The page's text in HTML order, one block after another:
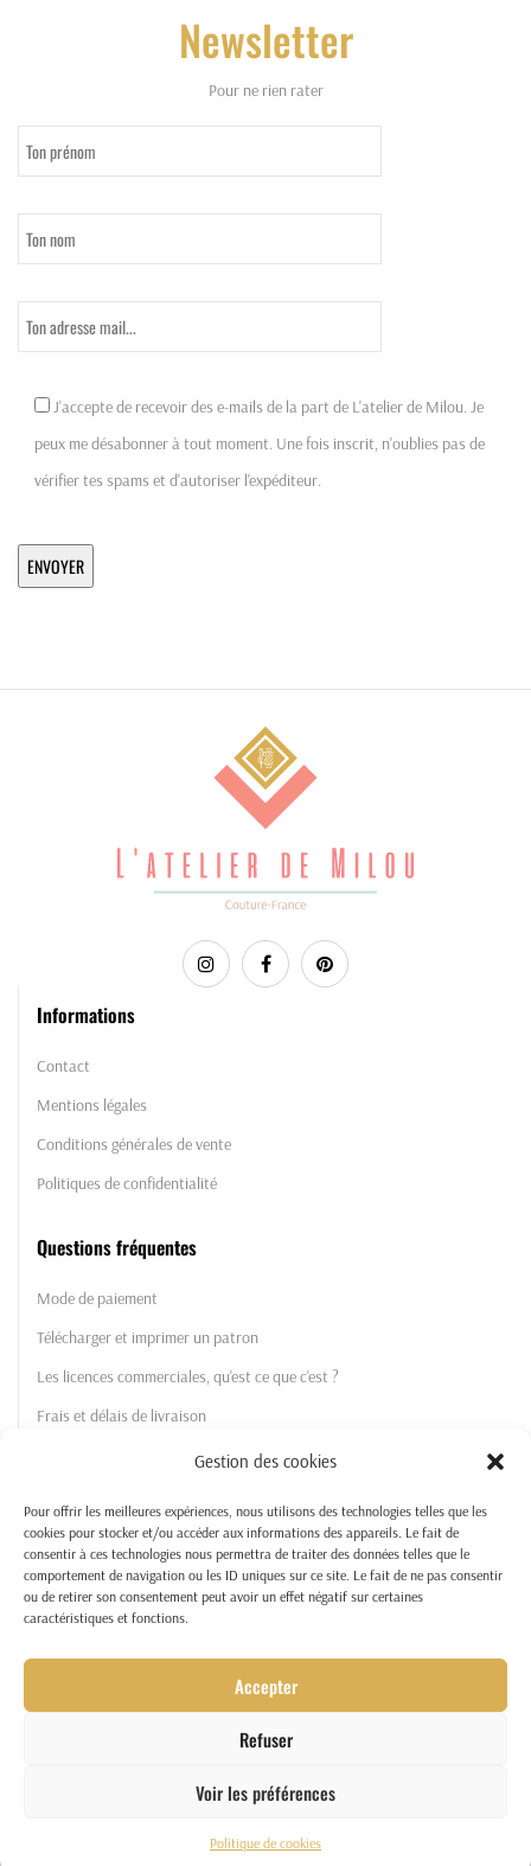
Gestion des cookies
Pour offrir les meilleures expériences, nous utilisons des technologies telles que les
cookies pour stocker et/ou accéder aux informations des appareils. Le fait de
consentir à ces technologies nous permettra de traiter des données telles que le
comportement de navigation ou les ID uniques sur ce site. Le fait de ne pas consentir
ou de retirer son consentement peut avoir un effet négatif sur certaines
caractéristiques et fonctions.
Accepter
Refuser
Voir les préférences
Politique de cookies
Newsletter
Pour ne rien rater
J'accepte de recevoir des e-mails de la part de L'atelier de Milou. Je
peux me désabonner à tout moment. Une fois inscrit, n'oublies pas de
vérifier tes spams et d'autoriser l'expéditeur.
Informations
Contact
Mentions légales
Conditions générales de vente
Politiques de confidentialité
Questions fréquentes
Mode de paiement
Télécharger et imprimer un patron
Les licences commerciales, qu'est ce que c'est ?
Frais et délais de livraison
Les patrons
Licences commerciales
Tutos et patrons gratuits